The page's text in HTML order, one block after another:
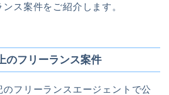
ス案件をご紹介します。
のフリーランス案件
のフリーランスエージェントで公